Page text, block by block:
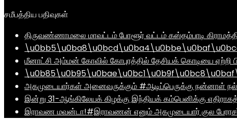
சமீபத்திய பதிவுகள்
திருவண்ணாமலை மாவட்டம் போளூர் வட்டம் கஸ்தம்பாடி
மீனாட்சி அம்மன் கோவில் கோபுரத்தில் தேசியக் கொடியை ஏற்றி
அகமுடையார்கள் அனைவருக்கும் #ஆடிப்பெருக்கு நன்னாள்
இன்று 31-ஆங்கிலேயக் கிழக்கு இந்தியக் கம்பெனிக்கு
இராவண மவன்டா!#இராவணன் எனும் அகமுடையார் குல